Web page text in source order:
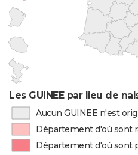
Les GUINEE par lieu de
Aucun GUINEE n'est
Département d'où sont
Département d'où sont